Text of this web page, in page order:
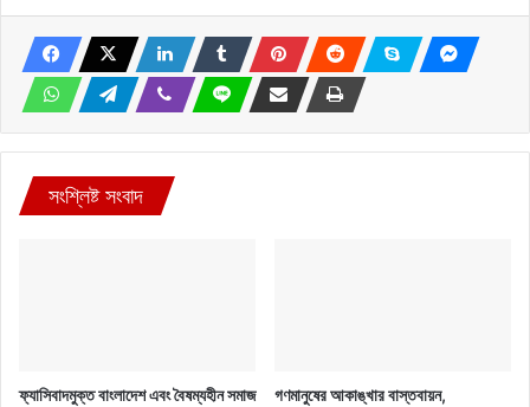
সংশ্লিষ্ট সংবাদ
ফ্যাসিবাদমুক্ত বাংলাদেশ এবং বৈষম্যহীন সমাজ গণমানুষের আকাঙ্খার বাস্তবায়ন,